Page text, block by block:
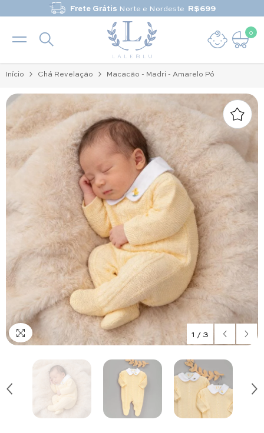
Pular para o conteúdo
Frete Grátis Norte e Nordeste R$699
0
0
Início Chá Revelação Macacão - Madri - Amarelo Pó
1 /3